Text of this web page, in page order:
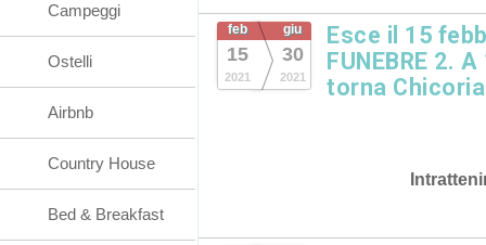
feb
15
2021
giu
30
2021
Esce il 15
FUNEBRE 2.
torna Chicoria
Campeggi
Ostelli
Airbnb
Country House
Bed & Breakfast